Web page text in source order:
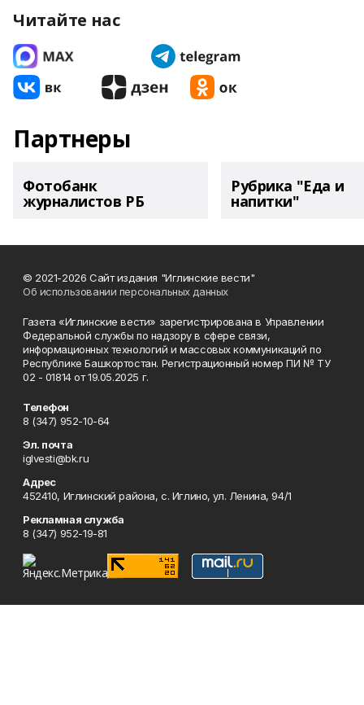
Читайте нас
Партнеры
Фотобанк
журналистов РБ
Рубрика "Еда и
напитки"
© 2021-2026 Сайт издания "Иглинские вести"
Об использовании персональных данных
Газета «Иглинские вести» зарегистрирована в Управлении
Федеральной службы по надзору в сфере связи,
информационных технологий и массовых коммуникаций по
Республике Башкортостан. Регистрационный номер ПИ № ТУ
02 - 01814 от 19.05.2025 г.
Телефон
8 (347) 952-10-64
Эл. почта
iglvesti@bk.ru
Адрес
452410, Иглинский района, с. Иглино, ул. Ленина, 94/1
Рекламная служба
8 (347) 952-19-81